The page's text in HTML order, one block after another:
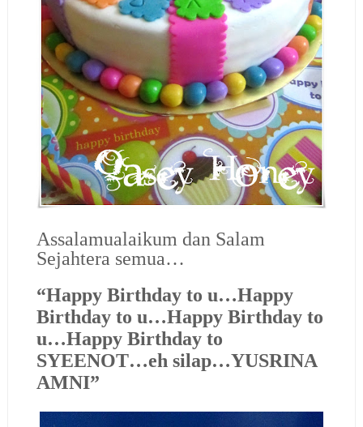
Assalamualaikum dan Salam
Sejahtera semua…
“Happy Birthday to u…Happy
Birthday to u…Happy Birthday to
u…Happy Birthday to
SYEENOT…eh silap…YUSRINA
AMNI”